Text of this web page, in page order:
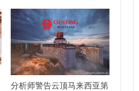
分析师警告云顶马来西亚第